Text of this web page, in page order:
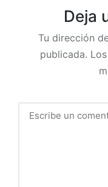
Deja
Tu dirección
publicada.